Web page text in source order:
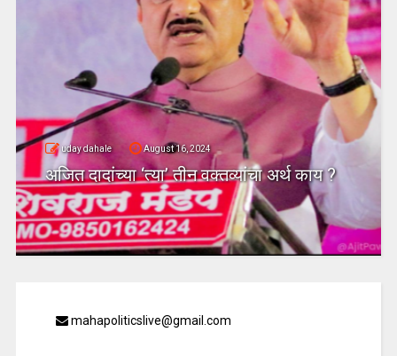
uday dahale August 16, 2024
अजित दादांच्या ‘त्या’ तीन वक्तव्यांचा अर्थ काय ?
mahapoliticslive@gmail.com